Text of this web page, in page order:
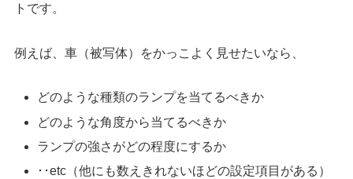
トです。
例えば、車（被写体）をかっこよく見せたいなら、
どのような種類のランプを当てるべきか
どのような角度から当てるべきか
ランプの強さがどの程度にするか
･･etc（他にも数えきれないほどの設定項目がある）